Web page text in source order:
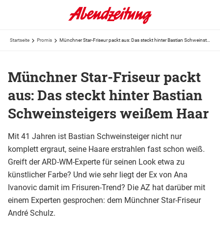
Startseite Promis
Münchner Star-Friseur packt
aus: Das steckt hinter Bastian
Schweinsteigers weißem Haar
Mit 41 Jahren ist Bastian Schweinsteiger nicht nur
komplett ergraut, seine Haare erstrahlen fast schon weiß.
Greift der ARD-WM-Experte für seinen Look etwa zu
künstlicher Farbe? Und wie sehr liegt der Ex von Ana
Ivanovic damit im Frisuren-Trend? Die AZ hat darüber mit
einem Experten gesprochen: dem Münchner Star-Friseur
André Schulz.